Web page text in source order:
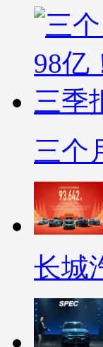
三个
长城